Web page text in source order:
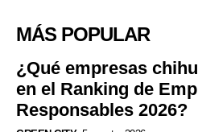
MÁS POPULAR
¿Qué empresas
en el Ranking de
Responsables 2026?